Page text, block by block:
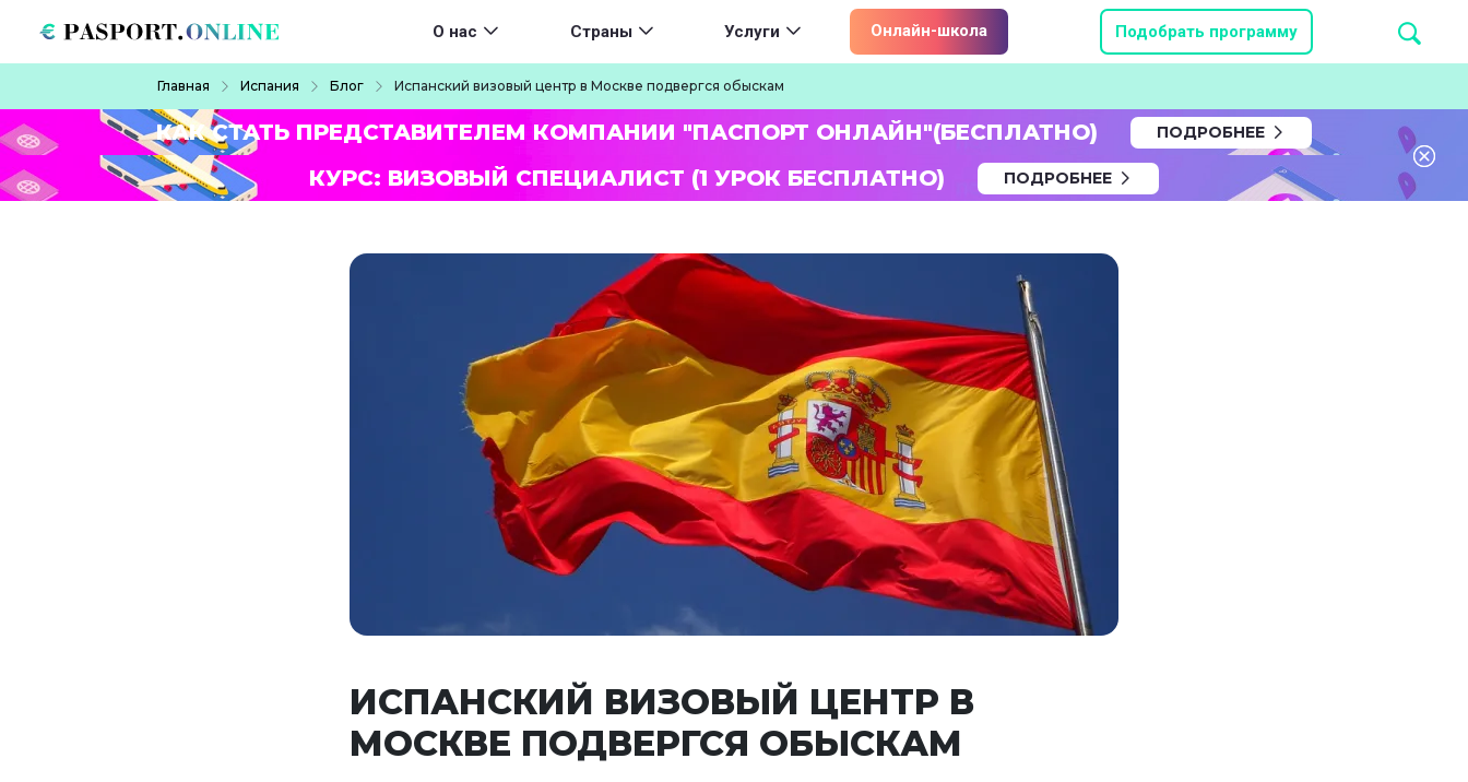
Main navigation
О нас Страны Услуги Онлайн-школа Подобрать программу
Главная Испания Блог Испанский визовый центр в Москве подвергся обыскам
КАК СТАТЬ ПРЕДСТАВИТЕЛЕМ КОМПАНИИ "ПАСПОРТ ОНЛАЙН"(БЕСПЛАТНО) ПОДРОБНЕЕ
КУРС: ВИЗОВЫЙ СПЕЦИАЛИСТ (1 УРОК БЕСПЛАТНО) ПОДРОБНЕЕ
ИСПАНСКИЙ ВИЗОВЫЙ ЦЕНТР В
МОСКВЕ ПОДВЕРГСЯ ОБЫСКАМ